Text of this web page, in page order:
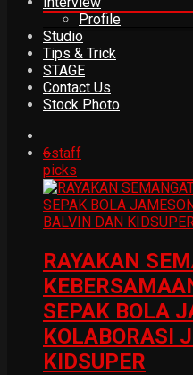
Profile
Studio
Tips & Trick
STAGE
Contact Us
Stock Photo
6staff
picks
RAYAKAN
SEPAK BOLA
KOLABORASI
KIDSUPER